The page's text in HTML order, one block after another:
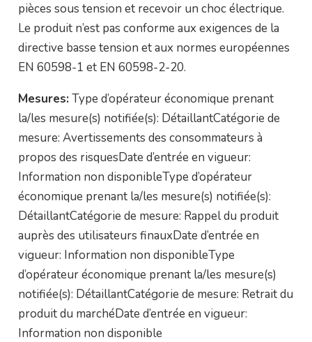
pièces sous tension et recevoir un choc électrique.
Le produit n’est pas conforme aux exigences de la
directive basse tension et aux normes européennes
EN 60598-1 et EN 60598-2-20.
Mesures: Type d’opérateur économique prenant
la/les mesure(s) notifiée(s): DétaillantCatégorie de
mesure: Avertissements des consommateurs à
propos des risquesDate d’entrée en vigueur:
Information non disponibleType d’opérateur
économique prenant la/les mesure(s) notifiée(s):
DétaillantCatégorie de mesure: Rappel du produit
auprès des utilisateurs finauxDate d’entrée en
vigueur: Information non disponibleType
d’opérateur économique prenant la/les mesure(s)
notifiée(s): DétaillantCatégorie de mesure: Retrait du
produit du marchéDate d’entrée en vigueur:
Information non disponible